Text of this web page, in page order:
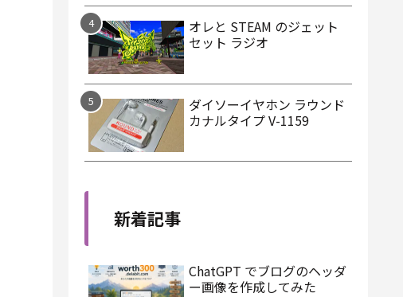
オレと STEAM のジェット
セット ラジオ
ダイソーイヤホン ラウンド
カナルタイプ V-1159
新着記事
ChatGPT でブログのヘッダ
ー画像を作成してみた